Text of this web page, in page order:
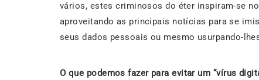
vários, estes criminosos do éter inspiram-se
aproveitando as principais notícias para se
seus dados pessoais ou mesmo usurpando-
O que podemos fazer para evitar um “vírus